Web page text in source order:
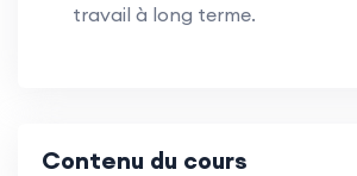
travail à long terme.
Contenu du cours